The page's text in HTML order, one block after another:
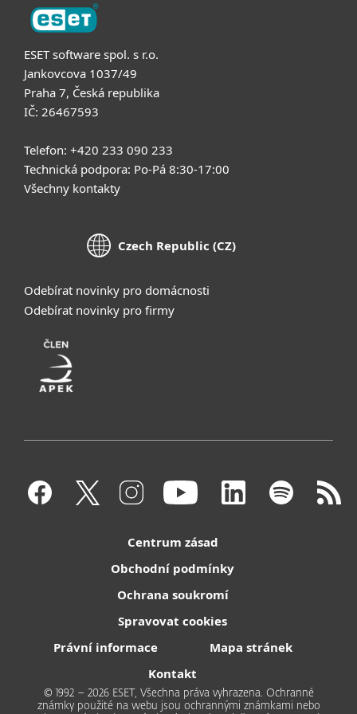
ESET software spol. s r.o.
Jankovcova 1037/49
Praha 7, Česká republika
IČ: 26467593
Telefon: +420 233 090 233
Technická podpora: Po-Pá 8:30-17:00
Všechny kontakty
Czech Republic (CZ)
Odebírat novinky pro domácnosti
Odebírat novinky pro firmy
Centrum zásad
Obchodní podmínky
Ochrana soukromí
Spravovat cookies
Právní informace
Mapa stránek
Kontakt
© 1992 – 2026 ESET, Všechna práva vyhrazena. Ochranné
známky použité na webu jsou ochrannými známkami nebo